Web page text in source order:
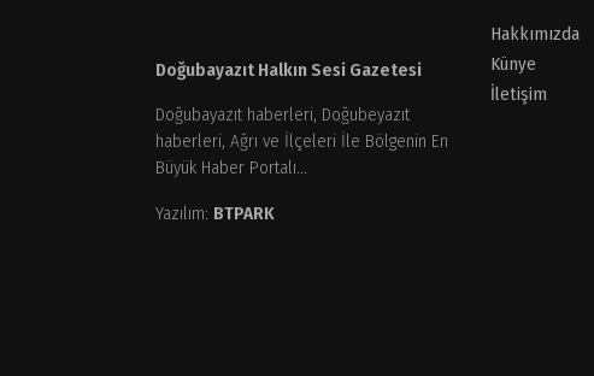
Doğubayazıt Halkın Sesi Gazetesi
Doğubayazıt haberleri, Doğubeyazıt
haberleri, Ağrı ve İlçeleri İle Bölgenin En
Büyük Haber Portalı...
Yazılım: BTPARK
Hakkımızda
Künye
İletişim